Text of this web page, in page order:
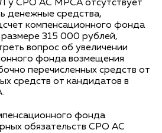
у СРО АС МРСА отсутствует
денежные средства,
компенсационного фонда
315 000 рублей,
вопрос об увеличении
фонда возмещения
перечисленных средств от
средств от кандидатов в
фонда
обязательств СРО АС